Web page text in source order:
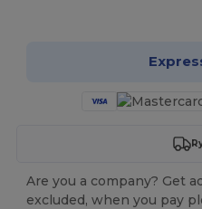
Are you a company? Get
excluded, when you pay